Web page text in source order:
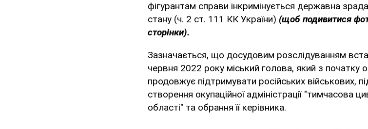
фігурантам справи інкримінується державна
стану (ч. 2 ст. 111 КК України) (щоб подивитися
сторінки).
Зазначається, що досудовим розслідуванням
червня 2022 року міський голова, який з початку
продовжує підтримувати російських військових,
створення окупаційної адміністрації "тимчасова
області" та обрання її керівника.